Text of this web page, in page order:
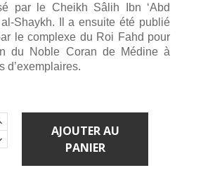
par le Cheikh Sâlih Ibn ‘Abd
Shaykh. Il a ensuite été publié
le complexe du Roi Fahd pour
du Noble Coran de Médine à
d’exemplaires.
AJOUTER AU
PANIER